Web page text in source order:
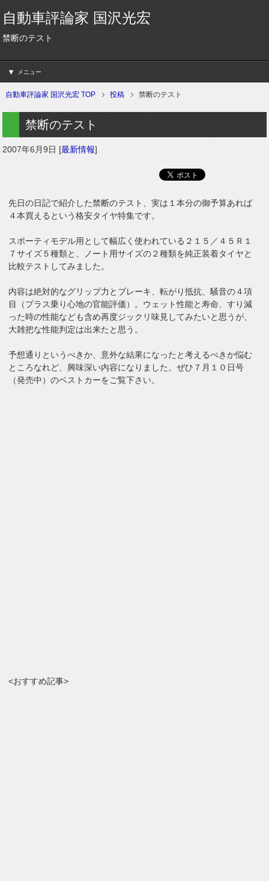
自動車評論家 国沢光宏
禁断のテスト
メニュー
自動車評論家 国沢光宏 TOP 投稿 禁断のテスト
禁断のテスト
2007年6月9日 [最新情報]
先日の日記で紹介した禁断のテスト、実は１本分の御予算あれば
４本買えるという格安タイヤ特集です。
スポーティモデル用として幅広く使われている２１５／４５Ｒ１
７サイズ５種類と、ノート用サイズの２種類を純正装着タイヤと
比較テストしてみました。
内容は絶対的なグリップ力とブレーキ、転がり抵抗、騒音の４項
目（プラス乗り心地の官能評価）。ウェット性能と寿命、すり減
った時の性能なども含め再度ジックリ味見してみたいと思うが、
大雑把な性能判定は出来たと思う。
予想通りというべきか、意外な結果になったと考えるべきか悩む
ところなれど、興味深い内容になりました。ぜひ７月１０日号
（発売中）のベストカーをご覧下さい。
<おすすめ記事>